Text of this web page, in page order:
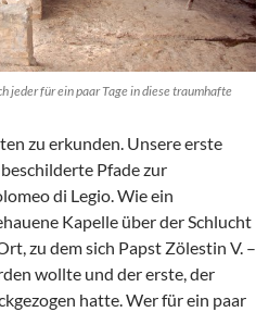
jeder für ein paar Tage in diese traumhafte
zu erkunden. Unsere erste
Pfade zur
di Legio. Wie ein
Kapelle über der Schlucht
zu dem sich Papst Zölestin V. –
wollte und der erste, der
hatte. Wer für ein paar